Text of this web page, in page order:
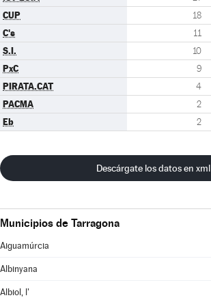
CUP 18
C's 11
S.I. 10
PxC 9
PIRATA.CAT 4
PACMA 2
Eb 2
Descárgate los datos en xml
Municipios de Tarragona
Aiguamúrcia
Albinyana
Albiol, l'